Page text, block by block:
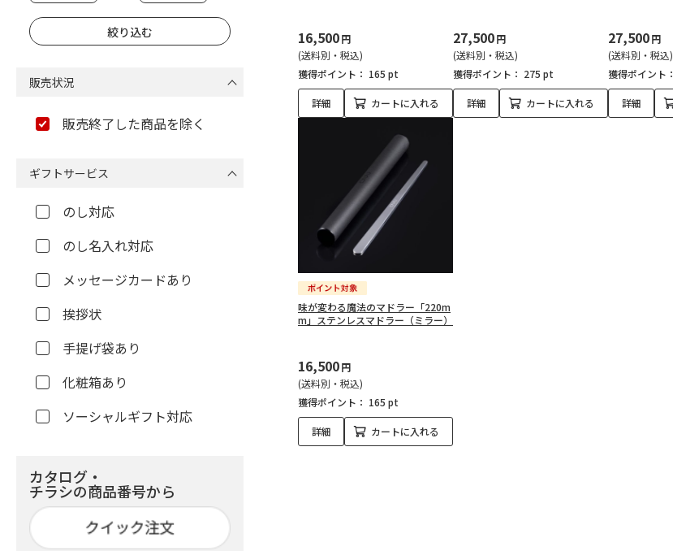
16,500円
(送料別・税込)
獲得ポイント： 165 pt
詳細 カートに入れる
27,500円
(送料別・税込)
獲得ポイント： 275 pt
詳細 カートに入れる
27,500円
(送料別・税込)
獲得ポイント：
詳細
味が変わる魔法のマドラー「220m
m」ステンレスマドラー（ミラー）
16,500円
(送料別・税込)
獲得ポイント： 165 pt
詳細 カートに入れる
販売状況
販売終了した商品を除く
ギフトサービス
のし対応
のし名入れ対応
メッセージカードあり
挨拶状
手提げ袋あり
化粧箱あり
ソーシャルギフト対応
カタログ・
チラシの商品番号から